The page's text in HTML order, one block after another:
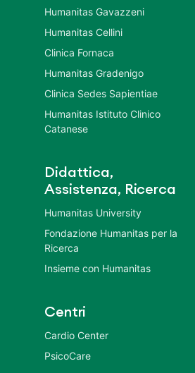
Humanitas Gavazzeni
Humanitas Cellini
Clinica Fornaca
Humanitas Gradenigo
Clinica Sedes Sapientiae
Humanitas Istituto Clinico
Catanese
Didattica,
Assistenza, Ricerca
Humanitas University
Fondazione Humanitas per la
Ricerca
Insieme con Humanitas
Centri
Cardio Center
PsicoCare